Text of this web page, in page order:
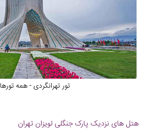
تور تهرانگردی - همه تورها
هتل های نزدیک پارک جنگلی لویزان تهران